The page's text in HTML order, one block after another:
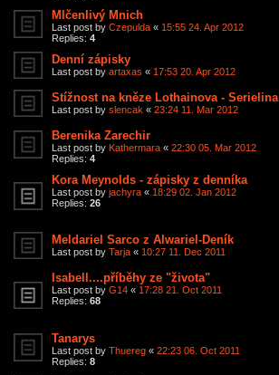
Mlčenlivý Mnich
Last post by Czepulda « 15:55 24. Apr 2012
Replies: 4
Denní zápisky
Last post by artaxas « 17:53 20. Apr 2012
Stížnost na kněze Lothainova - Serielina
Last post by slencak « 23:24 11. Mar 2012
Berenika Zarechir
Last post by Kathermara « 22:30 05. Mar 2012
Replies: 4
Kora Meynolds - zápisky z denníka
Last post by jachyra « 18:29 02. Jan 2012
Replies: 26
Meldariel Sarco z Alwariel-Deník
Last post by Tarja « 10:27 11. Dec 2011
Isabell....příběhy ze "života"
Last post by G14 « 17:28 21. Oct 2011
Replies: 68
Tanarys
Last post by Thuereg « 22:23 06. Oct 2011
Replies: 8